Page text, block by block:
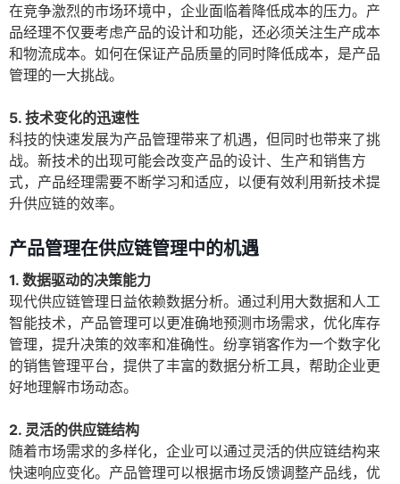
在竞争激烈的市场环境中，企业面临着降低成本的压力。产
品经理不仅要考虑产品的设计和功能，还必须关注生产成本
和物流成本。如何在保证产品质量的同时降低成本，是产品
管理的一大挑战。
5. 技术变化的迅速性
科技的快速发展为产品管理带来了机遇，但同时也带来了挑
战。新技术的出现可能会改变产品的设计、生产和销售方
式，产品经理需要不断学习和适应，以便有效利用新技术提
升供应链的效率。
产品管理在供应链管理中的机遇
1. 数据驱动的决策能力
现代供应链管理日益依赖数据分析。通过利用大数据和人工
智能技术，产品管理可以更准确地预测市场需求，优化库存
管理，提升决策的效率和准确性。纷享销客作为一个数字化
的销售管理平台，提供了丰富的数据分析工具，帮助企业更
好地理解市场动态。
2. 灵活的供应链结构
随着市场需求的多样化，企业可以通过灵活的供应链结构来
快速响应变化。产品管理可以根据市场反馈调整产品线，优